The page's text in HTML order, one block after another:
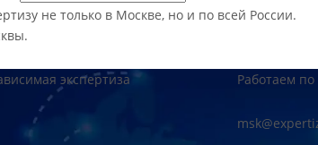
не только в Москве, но и по всей России.
экспертиза Работаем по